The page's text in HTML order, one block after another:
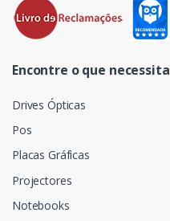
Encontre o que necessita
Drives Ópticas
Pos
Placas Gráficas
Projectores
Notebooks